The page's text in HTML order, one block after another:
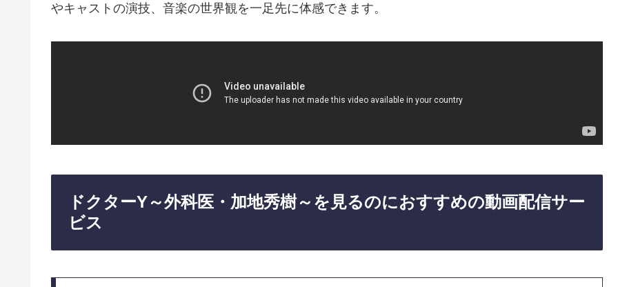
やキャストの演技、音楽の世界観を一足先に体感できます。
ドクターY～外科医・加地秀樹～を見るのにおすすめの動画配信サー
ビス